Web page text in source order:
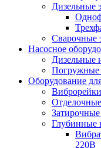
Дизельные
Сварочные
Насосное
Дизельные
Погружные
Оборудование
Глубинные
220В